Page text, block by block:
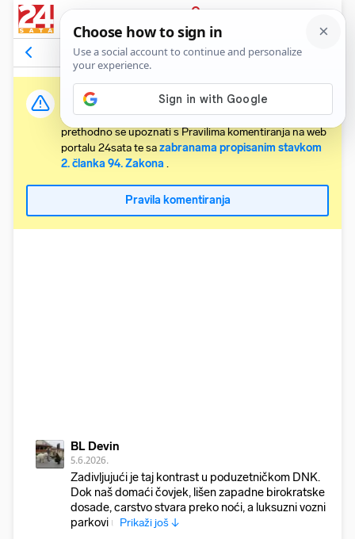
PRIJAVA
Komentari10 Relevantni
Važna obavijest:
Svaki korisnik koji želi komentirati članke obvezan je
prethodno se upoznati s Pravilima komentiranja na web
portalu 24sata te sazabranama propisanim stavkom
2. članka 94. Zakona .
Pravila komentiranja
BL Devin
5.6.2026.
Zadivljujući je taj kontrast u poduzetničkom DNK.
Dok naš domaći čovjek, lišen zapadne birokratske
dosade, carstvo stvara preko noći, a luksuzni vozni
parkovi u Prikaži još ↓